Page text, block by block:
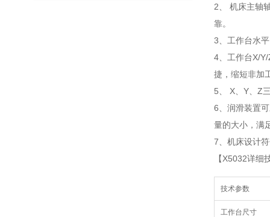
2、 机床主轴
靠。
3、工作台水
4、工作台X/
捷，缩短非加
5、 X、Y、Z
6、润滑装置
量的大小，满
7、机床设计
【X5032详细
技术参数
工作台尺寸